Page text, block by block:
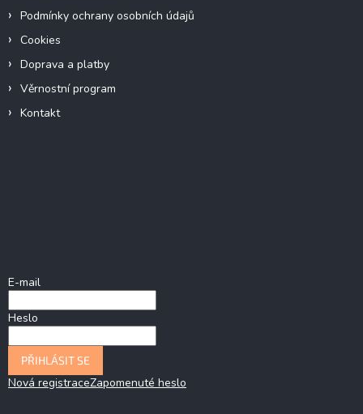
Podmínky ochrany osobních údajů
Cookies
Doprava a platby
Věrnostní program
Kontakt
E-mail
Heslo
PŘIHLÁSIT SE
Nová registraceZapomenuté heslo